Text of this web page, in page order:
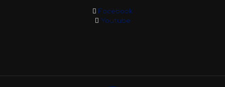
Facebook
Youtube